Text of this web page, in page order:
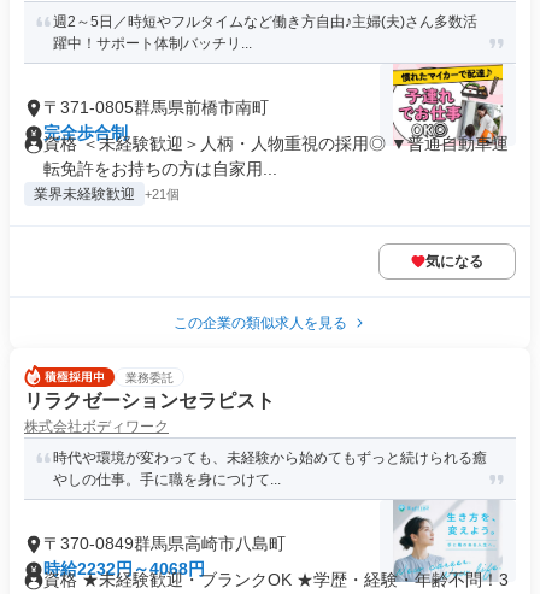
週2～5日／時短やフルタイムなど働き方自由♪主婦(夫)さん多数活
躍中！サポート体制バッチリ...
〒371-0805群馬県前橋市南町
完全歩合制
資格 ＜未経験歓迎＞人柄・人物重視の採用◎ ▼普通自動車運
転免許をお持ちの方は自家用...
業界未経験歓迎 +21個
気になる
この企業の類似求人を見る
業務委託
リラクゼーションセラピスト
株式会社ボディワーク
時代や環境が変わっても、未経験から始めてもずっと続けられる癒
やしの仕事。手に職を身につけて...
〒370-0849群馬県高崎市八島町
時給2232円～4068円
資格 ★未経験歓迎・ブランクOK ★学歴・経験・年齢不問！3